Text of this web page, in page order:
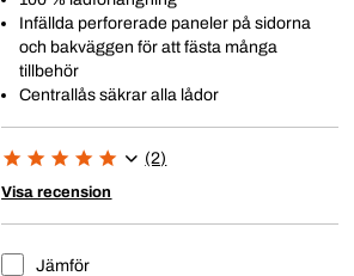
Infällda perforerade paneler på sidorna
och bakväggen för att fästa många
tillbehör
Centrallås säkrar alla lådor
(2)
Visa recension
Jämför